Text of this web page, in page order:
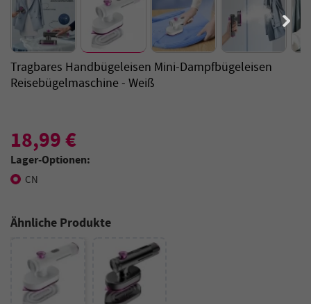
Tragbares Handbügeleisen Mini-Dampfbügeleisen
Reisebügelmaschine - Weiß
18,99 €
Lager-Optionen:
CN
Ähnliche Produkte